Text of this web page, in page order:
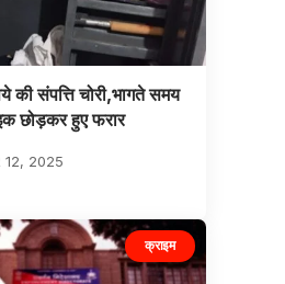
की संपत्ति चोरी,भागते समय
छोड़कर हुए फरार
12, 2025
क्राइम